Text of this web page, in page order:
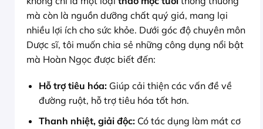
mà còn là nguồn dưỡng chất quý giá, mang lại
nhiều lợi ích cho sức khỏe. Dưới góc độ chuyên môn
Dược sĩ, tôi muốn chia sẻ những công dụng nổi bật
mà Hoàn Ngọc được biết đến:
Hỗ trợ tiêu hóa:Giúp cải thiện các vấn đề về
đường ruột, hỗ trợ tiêu hóa tốt hơn.
Thanh nhiệt, giải độc:Có tác dụng làm mát cơ